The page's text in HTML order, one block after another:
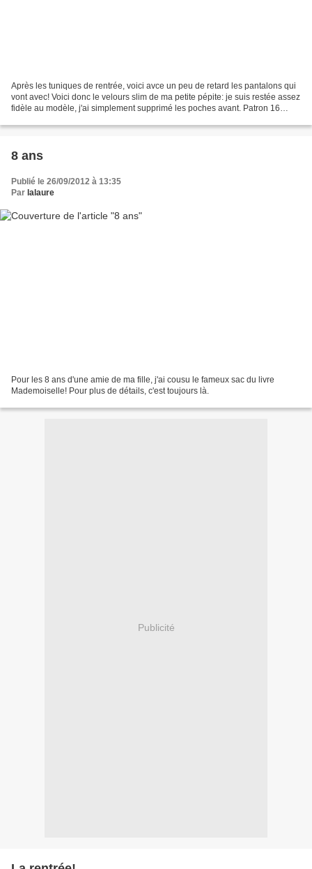
Après les tuniques de rentrée, voici avce un peu de retard les pantalons qui
vont avec! Voici donc le velours slim de ma petite pépite: je suis restée assez
fidèle au modèle, j'ai simplement supprimé les poches avant. Patron 16
8 ans
Publié le 26/09/2012 à 13:35
Par lalaure
Pour les 8 ans d'une amie de ma fille, j'ai cousu le fameux sac du livre
Mademoiselle! Pour plus de détails, c'est toujours là.
Publicité